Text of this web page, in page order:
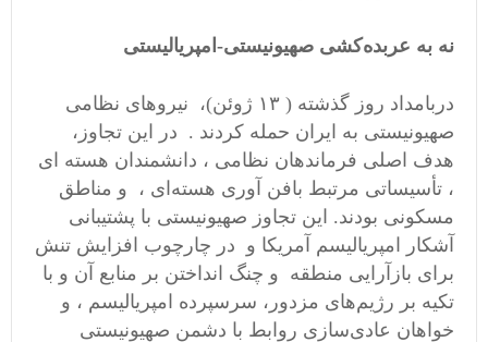
نه به عربده‌کشی صهیونیستی-امپریالیستی
دربامداد روز گذشته ( ١٣ ژوئن)، نیروهای نظامی
صهیونیستی به ایران حمله کردند . در این تجاوز،
هدف اصلی فرماندهان نظامی ، دانشمندان هسته ای
، تأسیساتی مرتبط بافن آوری هسته‌ای ، و مناطق
مسکونی بودند. این تجاوز صهیونیستی با پشتیبانی
آشکار امپریالیسم آمریکا و در چارچوب افزایش تنش
برای بازآرایی منطقه و چنگ انداختن بر منابع آن و با
تکیه بر رژیم‌های مزدور، سرسپرده امپریالیسم ، و
خواهان عادی‌سازی روابط با دشمن صهیونیستی